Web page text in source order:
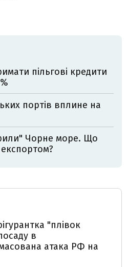
пільгові кредити
портів вплине на
Чорне море. Що
"плівок
в
атака РФ на